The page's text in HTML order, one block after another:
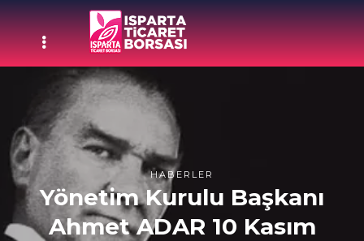
HABERLER
Yönetim Kurulu Başkanı
Ahmet ADAR 10 Kasım